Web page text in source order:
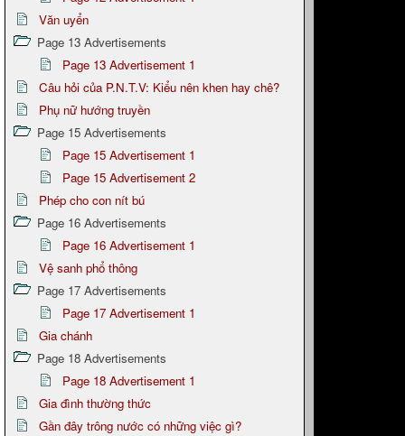
Văn uyển
Page 13 Advertisements
Page 13 Advertisement 1
Câu hỏi của P.N.T.V: Kiểu nên khen hay chê?
Phụ nữ hướng truyền
Page 15 Advertisements
Page 15 Advertisement 1
Page 15 Advertisement 2
Phép cho con nít bú
Page 16 Advertisements
Page 16 Advertisement 1
Vệ sanh phổ thông
Page 17 Advertisements
Page 17 Advertisement 1
Gia chánh
Page 18 Advertisements
Page 18 Advertisement 1
Gia đình thường thức
Gần đây trông nước có những việc gì?